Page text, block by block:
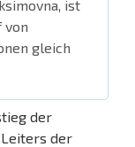
ist
von
gleich
der
der